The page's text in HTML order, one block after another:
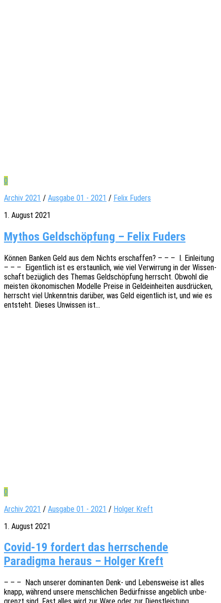
0
Archiv 2021 / Ausgabe 01 - 2021 / Felix Fuders
1. August 2021
Mythos Geldschöpfung – Felix Fuders
Können Banken Geld aus dem Nichts erschaf­fen? – – – I. Einlei­tung
– – – Eigent­lich ist es erstaun­lich, wie viel Verwir­rung in der Wissen­
schaft bezüg­lich des Themas Geld­schöp­fung herrscht. Obwohl die
meis­ten ökono­mi­schen Model­le Preise in Geld­ein­hei­ten ausdrü­cken,
herrscht viel Unkennt­nis darüber, was Geld eigent­lich ist, und wie es
entsteht. Dieses Unwis­sen ist…
0
Archiv 2021 / Ausgabe 01 - 2021 / Holger Kreft
1. August 2021
Covid-19 fordert das herrschende
Paradigma heraus – Holger Kreft
– – – Nach unse­rer domi­nan­ten Denk- und Lebens­wei­se ist alles
knapp, während unsere mensch­li­chen Bedürf­nis­se angeb­lich unbe­